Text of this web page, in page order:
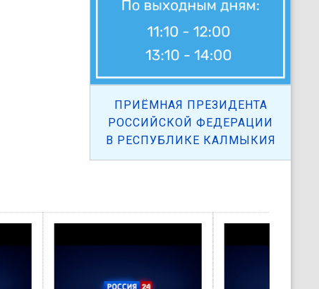
ПРИЁМНАЯ ПРЕЗИДЕНТА
РОССИЙСКОЙ ФЕДЕРАЦИИ
В РЕСПУБЛИКЕ КАЛМЫКИЯ